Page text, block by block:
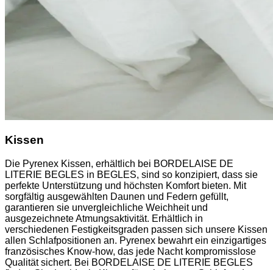
Kissen
Die Pyrenex Kissen, erhältlich bei BORDELAISE DE
LITERIE BEGLES in BEGLES, sind so konzipiert, dass sie
perfekte Unterstützung und höchsten Komfort bieten. Mit
sorgfältig ausgewählten Daunen und Federn gefüllt,
garantieren sie unvergleichliche Weichheit und
ausgezeichnete Atmungsaktivität. Erhältlich in
verschiedenen Festigkeitsgraden passen sich unsere Kissen
allen Schlafpositionen an. Pyrenex bewahrt ein einzigartiges
französisches Know-how, das jede Nacht kompromisslose
Qualität sichert. Bei BORDELAISE DE LITERIE BEGLES